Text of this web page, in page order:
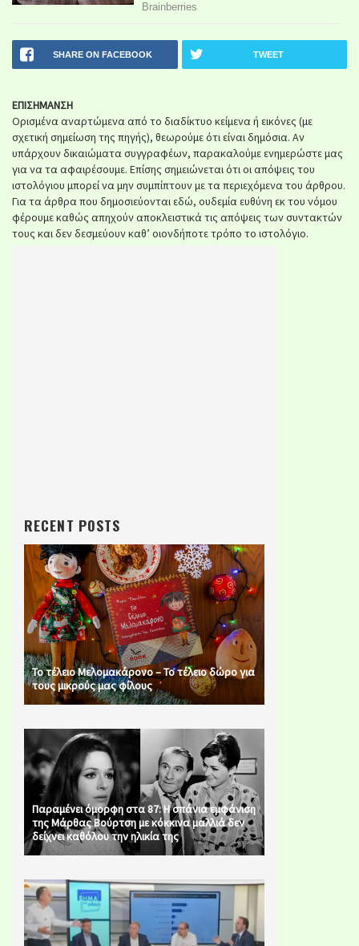
SHARE ON FACEBOOK TWEET
ΕΠΙΣΗΜΑΝΣΗ
Ορισμένα αναρτώμενα από το διαδίκτυο κείμενα ή εικόνες (με
σχετική σημείωση της πηγής), θεωρούμε ότι είναι δημόσια. Αν
υπάρχουν δικαιώματα συγγραφέων, παρακαλούμε ενημερώστε μας
για να τα αφαιρέσουμε. Επίσης σημειώνεται ότι οι απόψεις του
ιστολόγιου μπορεί να μην συμπίπτουν με τα περιεχόμενα του άρθρου.
Για τα άρθρα που δημοσιεύονται εδώ, ουδεμία ευθύνη εκ του νόμου
φέρουμε καθώς απηχούν αποκλειστικά τις απόψεις των συντακτών
τους και δεν δεσμεύουν καθ’ οιονδήποτε τρόπο το ιστολόγιο.
RECENT POSTS
Το τέλειο Μελομακάρονο – Το τέλειο δώρο για
τους μικρούς μας φίλους
Παραμένει όμορφη στα 87: Η σπάνια εμφάνιση
της Μάρθας Βούρτση με κόκκινα μαλλιά δεν
δείχνει καθόλου την ηλικία της